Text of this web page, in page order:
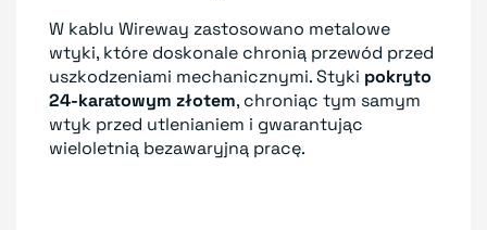
W kablu Wireway zastosowano metalowe
wtyki, które doskonale chronią przewód przed
uszkodzeniami mechanicznymi. Styki pokryto
24-karatowym złotem, chroniąc tym samym
wtyk przed utlenianiem i gwarantując
wieloletnią bezawaryjną pracę.